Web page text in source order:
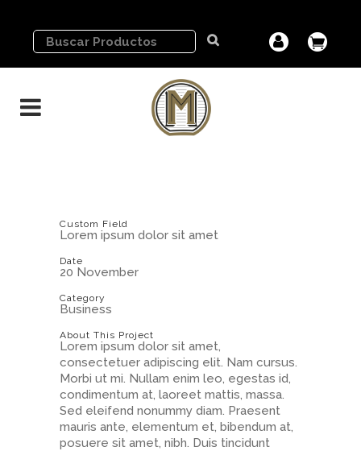
Custom Field
Lorem ipsum dolor sit amet
Date
20 November
Category
Business
About This Project
Lorem ipsum dolor sit amet,
consectetuer adipiscing elit. Nam cursus.
Morbi ut mi. Nullam enim leo, egestas id,
condimentum at, laoreet mattis, massa.
Sed eleifend nonummy diam. Praesent
mauris ante, elementum et, bibendum at,
posuere sit amet, nibh. Duis tincidunt